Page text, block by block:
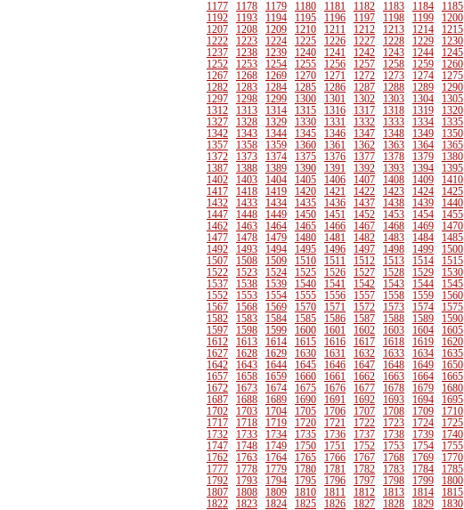
1177
1178 1179 1180 1181 1182 1183 1184 1185
1192
1193 1194 1195 1196 1197 1198 1199 1200
1207
1208 1209 1210 1211 1212 1213 1214 1215
1222
1223 1224 1225 1226 1227 1228 1229 1230
1237
1238 1239 1240 1241 1242 1243 1244 1245
1252
1253 1254 1255 1256 1257 1258 1259 1260
1267
1268 1269 1270 1271 1272 1273 1274 1275
1282
1283 1284 1285 1286 1287 1288 1289 1290
1297
1298 1299 1300 1301 1302 1303 1304 1305
1312
1313 1314 1315 1316 1317 1318 1319 1320
1327
1328 1329 1330 1331 1332 1333 1334 1335
1342
1343 1344 1345 1346 1347 1348 1349 1350
1357
1358 1359 1360 1361 1362 1363 1364 1365
1372
1373 1374 1375 1376 1377 1378 1379 1380
1387
1388 1389 1390 1391 1392 1393 1394 1395
1402
1403 1404 1405 1406 1407 1408 1409 1410
1417
1418 1419 1420 1421 1422 1423 1424 1425
1432
1433 1434 1435 1436 1437 1438 1439 1440
1447
1448 1449 1450 1451 1452 1453 1454 1455
1462
1463 1464 1465 1466 1467 1468 1469 1470
1477
1478 1479 1480 1481 1482 1483 1484 1485
1492
1493 1494 1495 1496 1497 1498 1499 1500
1507
1508 1509 1510 1511 1512 1513 1514 1515
1522
1523 1524 1525 1526 1527 1528 1529 1530
1537
1538 1539 1540 1541 1542 1543 1544 1545
1552
1553 1554 1555 1556 1557 1558 1559 1560
1567
1568 1569 1570 1571 1572 1573 1574 1575
1582
1583 1584 1585 1586 1587 1588 1589 1590
1597
1598 1599 1600 1601 1602 1603 1604 1605
1612
1613 1614 1615 1616 1617 1618 1619 1620
1627
1628 1629 1630 1631 1632 1633 1634 1635
1642
1643 1644 1645 1646 1647 1648 1649 1650
1657
1658 1659 1660 1661 1662 1663 1664 1665
1672
1673 1674 1675 1676 1677 1678 1679 1680
1687
1688 1689 1690 1691 1692 1693 1694 1695
1702
1703 1704 1705 1706 1707 1708 1709 1710
1717
1718 1719 1720 1721 1722 1723 1724 1725
1732
1733 1734 1735 1736 1737 1738 1739 1740
1747
1748 1749 1750 1751 1752 1753 1754 1755
1762
1763 1764 1765 1766 1767 1768 1769 1770
1777
1778 1779 1780 1781 1782 1783 1784 1785
1792
1793 1794 1795 1796 1797 1798 1799 1800
1807
1808 1809 1810 1811 1812 1813 1814 1815
1822
1823 1824 1825 1826 1827 1828 1829 1830